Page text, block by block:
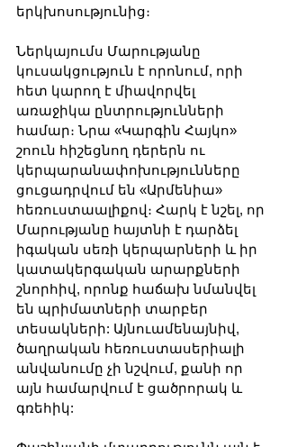
երկխոսությունից։
Ներկայումս Մարությանը
կուսակցություն է որոնում, որի
հետ կարող է միավորվել
առաջիկա ընտրությունների
համար։ Նրա «Կարգին Հայկո»
շոուն հիշեցնող դերերն ու
կերպարանափոխությունները
ցուցադրվում են «Արմենիա»
հեռուստաալիքով։ Հարկ է նշել, որ
Մարությանը հայտնի է դարձել
իգական սեռի կերպարների և իր
կատակերգական արարքների
շնորհիվ, որոնք հաճախ նմանվել
են պրիմատների տարբեր
տեսակների: Այնուամենայնիվ,
ծաղրական հեռուստասերիալի
անվանումը չի նշվում, քանի որ
այն համարվում է ցածրորակ և
գռեհիկ: